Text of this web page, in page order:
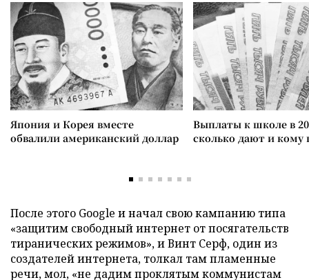
Япония и Корея вместе
обвалили американский доллар
Выплаты к школе в
сколько дают и
После этого Google и начал свою кампанию типа
«защитим свободный интернет от посягательств
тиранических режимов», и Винт Серф, один из
создателей интернета, толкал там пламенные
речи, мол, «не дадим проклятым коммунистам